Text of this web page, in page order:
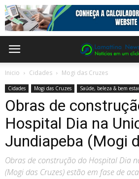
Inicio Cidades Mogi das Cruzes
Cidades Mogi das Cruzes Saúde, beleza & bem
Obras de
Hospital Dia na
Jundiapeba (Mogi
Obras de construção do Hospital Dia
(Mogi das Cruzes) estão em fase de